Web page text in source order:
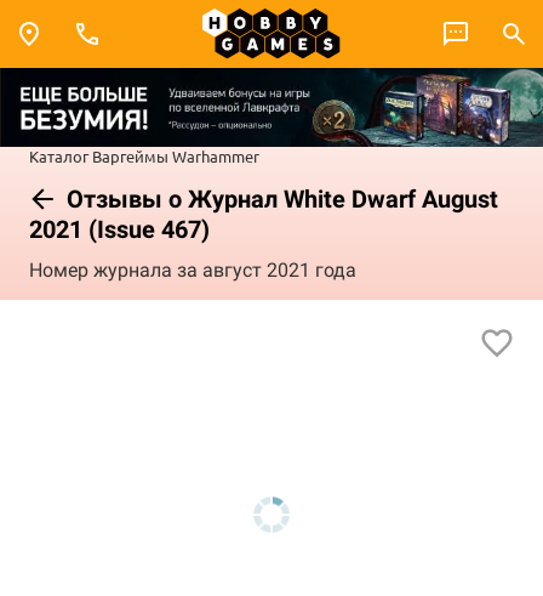
Каталог Варгеймы Warhammer
Отзывы о Журнал White Dwarf August
2021 (Issue 467)
Номер журнала за август 2021 года